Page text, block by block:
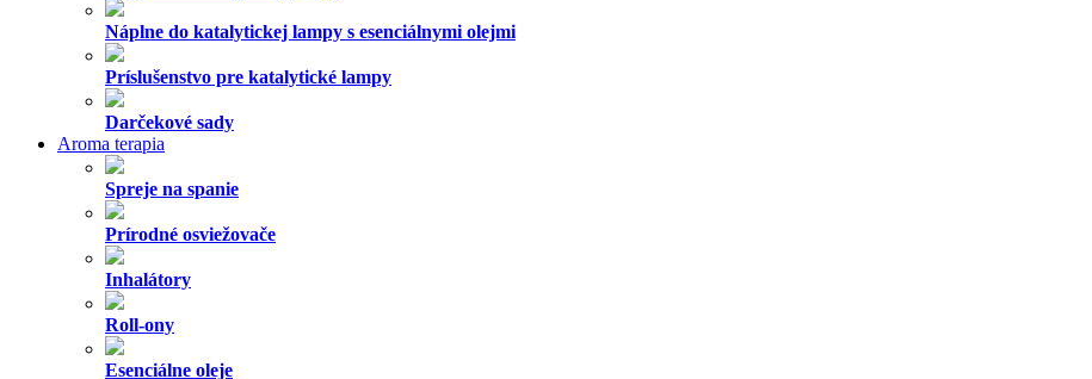
Náplne do katalytickej lampy s esenciálnymi olejmi
Príslušenstvo pre katalytické lampy
Darčekové sady
Aroma terapia
Spreje na spanie
Prírodné osviežovače
Inhalátory
Roll-ony
Esenciálne oleje